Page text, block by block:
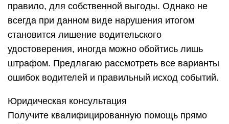
правило, для собственной выгоды. Однако не
всегда при данном виде нарушения итогом
становится лишение водительского
удостоверения, иногда можно обойтись лишь
штрафом. Предлагаю рассмотреть все варианты
ошибок водителей и правильный исход событий.
Юридическая консультация
Получите квалифицированную помощь прямо